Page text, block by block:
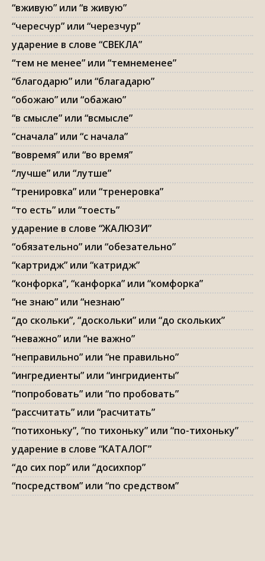
“вживую” или “в живую”
“чересчур” или “черезчур”
ударение в слове “СВЕКЛА”
“тем не менее” или “темнеменее”
“благодарю” или “благадарю”
“обожаю” или “обажаю”
“в смысле” или “всмысле”
“сначала” или “с начала”
“вовремя” или “во время”
“лучше” или “лутше”
“тренировка” или “тренеровка”
“то есть” или “тоесть”
ударение в слове “ЖАЛЮЗИ”
“обязательно” или “обезательно”
“картридж” или “катридж”
“конфорка”, “канфорка” или “комфорка”
“не знаю” или “незнаю”
“до скольки”, “доскольки” или “до скольких”
“неважно” или “не важно”
“неправильно” или “не правильно”
“ингредиенты” или “ингридиенты”
“попробовать” или “по пробовать”
“рассчитать” или “расчитать”
“потихоньку”, “по тихоньку” или “по-тихоньку”
ударение в слове “КАТАЛОГ”
“до сих пор” или “досихпор”
“посредством” или “по средством”